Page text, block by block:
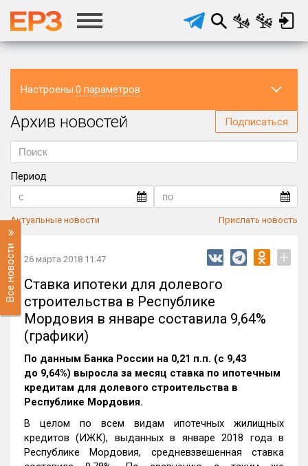
Настроены 0 параметров
Регион
Архив новостей Подписаться
Период
Актуальные новости Прислать новость
Все новости 26 марта 2018 11:47 +
Ставка ипотеки для долевого
строительства в Республике
Мордовия в январе составила 9,64%
(графики)
По данным Банка России на 0,21 п.п. (с 9,43
до 9,64%) выросла за месяц ставка по ипотечным
кредитам для долевого строительства в
Республике Мордовия.
В целом по всем видам ипотечных жилищных
кредитов (ИЖК), выданных в январе 2018 года в
Республике Мордовия, средневзвешенная ставка